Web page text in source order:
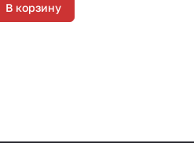
В корзину